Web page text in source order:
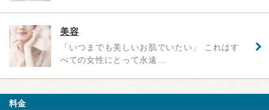
美容
「いつまでも美しいお肌でいたい」 これはす
べての女性にとって永遠…
料金